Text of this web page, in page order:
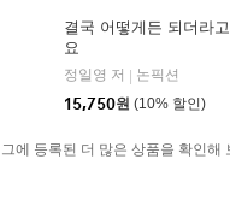
결국 어떻게든 되더라고
요
정일영 저
논픽션
15,750원 (10% 할인)
에 등록된 더 많은 상품을 확인해